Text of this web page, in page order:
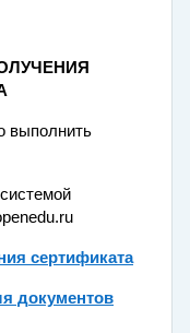
выполнить
системой
.ru
сертификата
документов